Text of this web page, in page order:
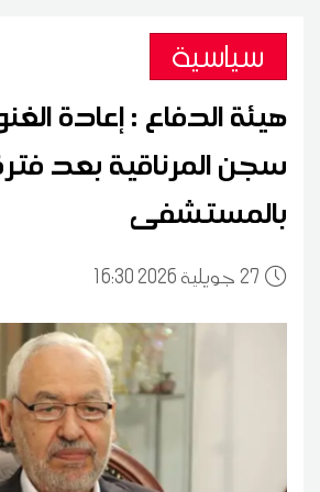
سياسية
هيئة الدفاع : إعادة
سجن المرناقية بعد
بالمستشفى
27 16:30 2026 جويلية